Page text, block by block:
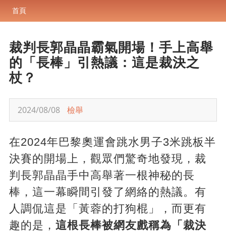
首頁
裁判長郭晶晶霸氣開場！手上高舉
的「長棒」引熱議：這是裁決之
杖？
2024/08/08 檢舉
在2024年巴黎奧運會跳水男子3米跳板半
決賽的開場上，觀眾們驚奇地發現，裁
判長郭晶晶手中高舉著一根神秘的長
棒，這一幕瞬間引發了網絡的熱議。有
人調侃這是「黃蓉的打狗棍」，而更有
趣的是， 這根長棒被網友戲稱為「裁決